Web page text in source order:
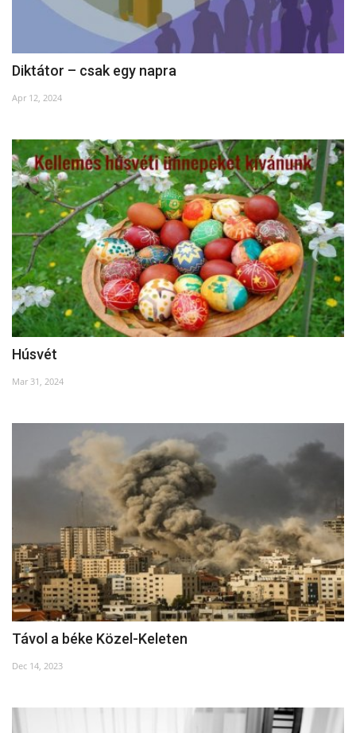
Újság Archívum
Emlékezzünk †
Nyelv
Diktátor – csak egy napra
Apr 12, 2024
Húsvét
Mar 31, 2024
Távol a béke Közel-Keleten
Dec 14, 2023